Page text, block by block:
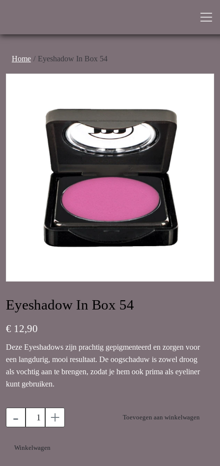
Home Eyeshadow In Box 54
Eyeshadow In Box 54
€ 12,90
Deze Eyeshadows zijn prachtig gepigmenteerd en zorgen voor
een langdurig, mooi resultaat. De oogschaduw is zowel droog
als vochtig aan te brengen, zodat je hem ook prima als eyeliner
kunt gebruiken.
- + Toevoegen aan winkelwagen
Winkelwagen